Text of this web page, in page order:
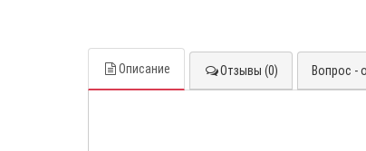
Описание Отзывы (0) Вопрос -